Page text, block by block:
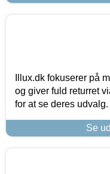
Illux.dk fokuserer på
og giver fuld returret
for at se deres udvalg.
Se